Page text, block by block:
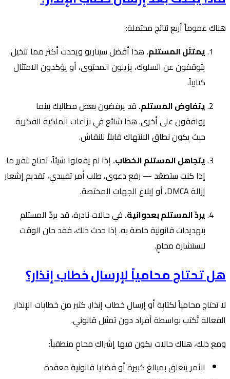
هناك عموماً أربع نتائج محتملة:
يمتثل المستلم. هذا أفضل سيناريو ويحدث أكثر مما تتخيل.
يتوقفون عن السلوك، يزيلون المحتوى، أو يؤكدون الامتثال
كتابياً.
يتفاوض المستلم. قد يرفضون بعض مطالبك بينما
يوافقون على أخرى. هذا شائع في نزاعات الملكية الفكرية
حيث يكون نطاق الانتهاك قابلاً للنقاش.
يتجاهل المستلم الخطاب. إذا لم يفعلوا شيئاً، تحتاج لتقرر ما
إذا كنت ستصعّد — رفع دعوى، طلب أمر تقييدي، تقديم إشعار
إزالة DMCA، أو إبلاغ الجهات المختصة.
يردّ المستلم بعدوانية. في حالات نادرة، قد يردّ المستلم
بتهديدات قانونية خاصة به. إذا حدث ذلك، فقد حان الوقت
لاستشارة محامٍ.
هل تحتاج محامياً لإرسال خطاب إنذار؟
لا تحتاج محامياً لكتابة أو إرسال خطاب إنذار. كثير من خطابات الإنذار
الفعالة تُكتب بواسطة أفراد دون تمثيل قانوني.
ومع ذلك، هناك حالات يكون فيها إشراك محامٍ منطقياً:
الأمر يتعلق بمبالغ كبيرة أو قضايا قانونية معقدة